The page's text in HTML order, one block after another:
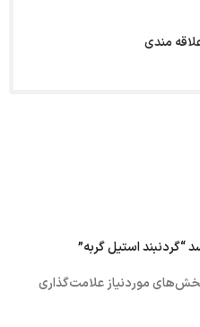
مندی
“گردنبند استیل گربه”
موردنیاز علامت‌گذاری